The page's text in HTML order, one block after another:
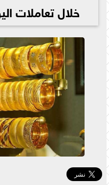
خلال تعاملات اليوم 2